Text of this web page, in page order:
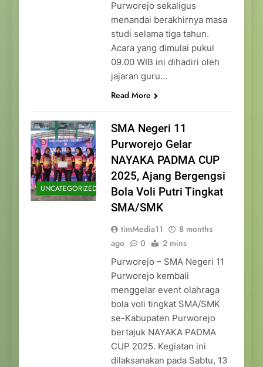
Purworejo sekaligus
menandai berakhirnya masa
studi selama tiga tahun.
Acara yang dimulai pukul
09.00 WIB ini dihadiri oleh
jajaran guru…
Read More
UNCATEGORIZED
SMA Negeri 11
Purworejo Gelar
NAYAKA PADMA CUP
2025, Ajang Bergengsi
Bola Voli Putri Tingkat
SMA/SMK
timMedia11
8 months
ago
0 2 mins
Purworejo – SMA Negeri 11
Purworejo kembali
menggelar event olahraga
bola voli tingkat SMA/SMK
se-Kabupaten Purworejo
bertajuk NAYAKA PADMA
CUP 2025. Kegiatan ini
dilaksanakan pada Sabtu, 13